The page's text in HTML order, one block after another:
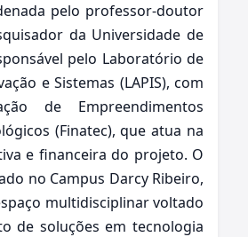
pelo professor-doutor
da Universidade de
pelo Laboratório de
e Sistemas (LAPIS), com
de Empreendimentos
(Finatec), que atua na
e financeira do projeto. O
no Campus Darcy Ribeiro,
multidisciplinar voltado
de soluções em tecnologia